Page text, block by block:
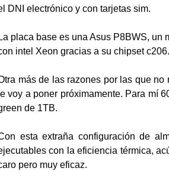
DNI electrónico y con tarjetas sim.
La placa base es una Asus P8BWS,
intel Xeon gracias a su chipset
más de las razones por las que
le voy a poner próximamente. Para mí
de 1TB.
esta extraña configuración de
con la eficiencia térmica,
pero muy eficaz.